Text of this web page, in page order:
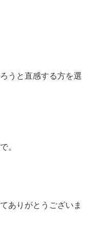
うと直感する方を選
。
ありがとうございま